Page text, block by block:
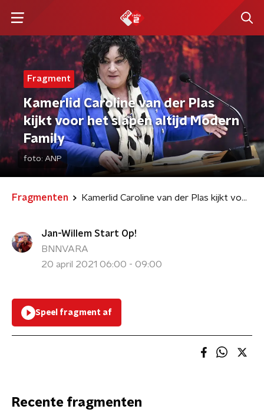
Fragment
Kamerlid Caroline van der Plas
kijkt voor het slapen altijd Modern
Family
foto: ANP
Fragmenten Kamerlid Caroline van der Plas kijkt voor het slapen altijd Modern Family
Jan-Willem Start Op!
BNNVARA
20 april 2021 06:00 - 09:00
Speel fragment af
Recente fragmenten